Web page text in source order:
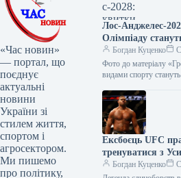
«Час новин»
— портал, що
поєднує
актуальні
новини
України зі
стилем життя,
спортом і
агросектором.
Ми пишемо
про політику,
Лос-Анджелес-
Олімпіаду
найдорожчими в
Богдан Куценко
Фото до матеріалу
видами спорту
квитки Олімпіади-
Анджелесі є
Ексбоєць UFC
тренуватися з
потенційним
Богдан Куценко